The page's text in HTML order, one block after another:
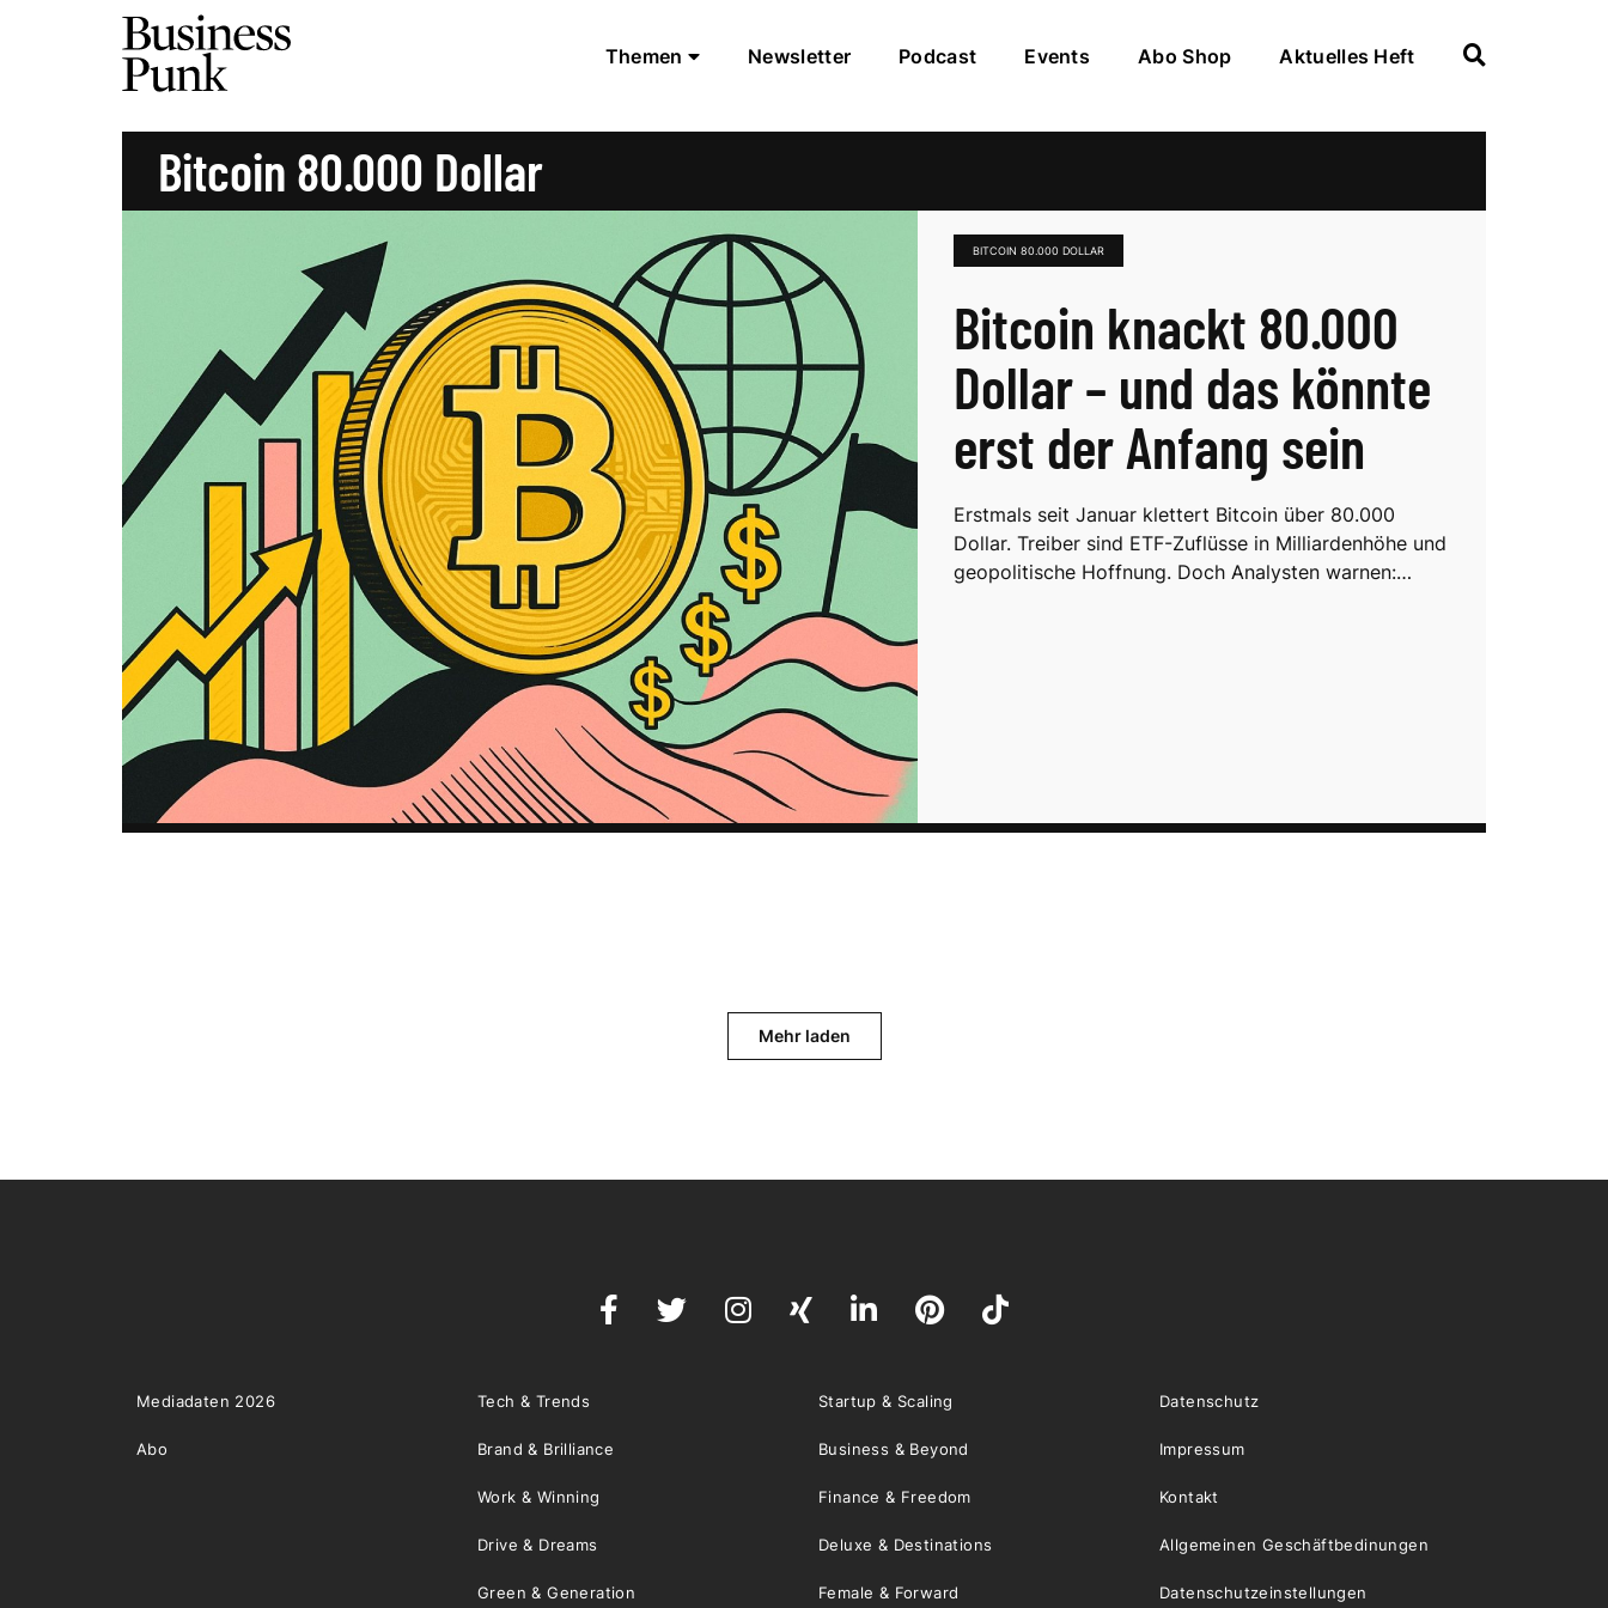
Themen Newsletter Podcast Events Abo Shop Aktuelles Heft
Bitcoin 80.000 Dollar
BITCOIN 80.000 DOLLAR
Bitcoin knackt 80.000
Dollar – und das könnte
erst der Anfang sein
Erstmals seit Januar klettert Bitcoin über 80.000
Dollar. Treiber sind ETF-Zuflüsse in Milliardenhöhe und
geopolitische Hoffnung. Doch Analysten warnen:…
Mehr laden
Mediadaten 2026
Abo
Tech & Trends Startup & Scaling
Brand & Brilliance Business & Beyond
Work & Winning Finance & Freedom
Drive & Dreams Deluxe & Destinations
Green & Generation Female & Forward
Datenschutz
Impressum
Kontakt
Allgemeinen Geschäftbedinungen
Datenschutzeinstellungen